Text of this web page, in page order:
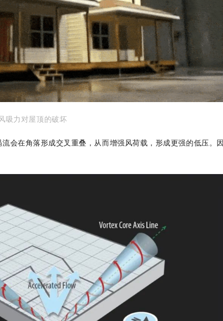
吸力对屋顶的破坏
会在角落形成交叉重叠，从而增强风荷载，形成更强的低压。因